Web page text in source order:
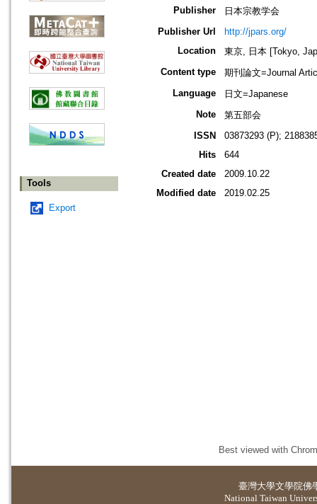
Tools
Export
Publisher
日本宗教学会
Publisher Url
http://jpars.org/
Location
東京, 日本 [Tokyo,
Content type
期刊論文=Journal
Language
日文=Japanese
Note
第五部会
ISSN
03873293 (P);
Hits
644
Created date
2009.10.22
Modified date
2019.02.25
Best viewed with
臺灣大學文學院佛
National Taiwan